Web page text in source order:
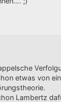
etwas von
Lambertz